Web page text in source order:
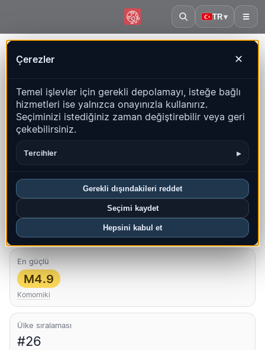
TR▾ ☰
Çerezler ✕
Temel işlevler için gerekli depolamayı, isteğe bağlı
hizmetleri ise yalnızca onayınızla kullanırız.
Seçiminizi istediğiniz zaman değiştirebilir veya geri
çekebilirsiniz.
Tercihler ▸
Gerekli dışındakileri reddet
Seçimi kaydet
Hepsini kabul et
QuakeMap24
Canlı harita, istatistikler ve son olaylar
Geçmiş haritasını aç
Genel bakış Harita Son Grafikler En iyi bölgeler SSS
Bu ayki depremler
4
En yeni UTC: 2026-08-05 21:05:00
En güçlü
M4.9
Komorniki
Ülke sıralaması
#26